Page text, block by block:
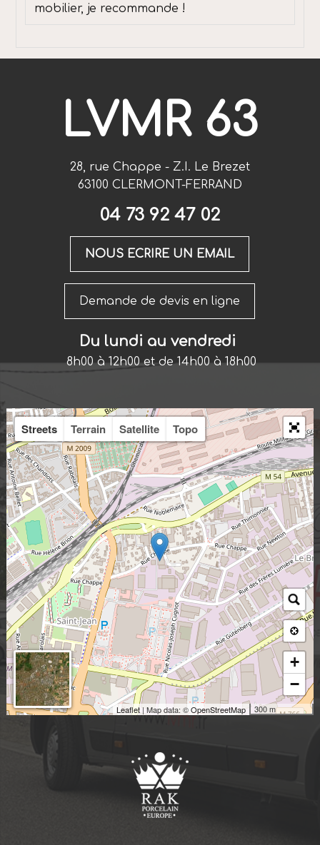
mobilier, je recommande !
LVMR 63
28, rue Chappe - Z.I. Le Brezet
63100 CLERMONT-FERRAND
04 73 92 47 02
NOUS ECRIRE UN EMAIL
Demande de devis en ligne
Du lundi au vendredi
8h00 à 12h00 et de 14h00 à 18h00
Streets Terrain Satellite Topo
+
−
300 m
Leaflet | Map data: ©OpenStreetMap